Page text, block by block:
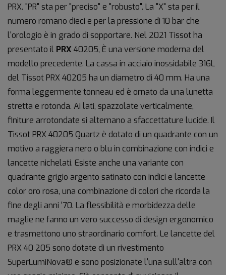
PRX. "PR" sta per "preciso" e "robusto". La "X" sta per il
numero romano dieci e per la pressione di 10 bar che
l'orologio è in grado di sopportare. Nel 2021 Tissot ha
presentato il PRX 40205, È una versione moderna del
modello precedente. La cassa in acciaio inossidabile 316L
del Tissot PRX 40205 ha un diametro di 40 mm. Ha una
forma leggermente tonneau ed è ornato da una lunetta
stretta e rotonda. Ai lati, spazzolate verticalmente,
finiture arrotondate si alternano a sfaccettature lucide. Il
Tissot PRX 40205 Quartz è dotato di un quadrante con un
motivo a raggiera nero o blu in combinazione con indici e
lancette nichelati. Esiste anche una variante con
quadrante grigio argento satinato con indici e lancette
color oro rosa, una combinazione di colori che ricorda la
fine degli anni '70. La flessibilità e morbidezza delle
maglie ne fanno un vero successo di design ergonomico
e trasmettono uno straordinario comfort. Le lancette del
PRX 40 205 sono dotate di un rivestimento
SuperLumiNova® e sono posizionate l'una sull'altra con